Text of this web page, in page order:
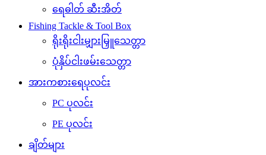
ရေဓါတ် ဆီးအိတ်
Fishing Tackle & Tool Box
ရိုးရိုးငါးမျှားမြှူသေတ္တာ
ပုံနှိပ်ငါးဖမ်းသေတ္တာ
အားကစားရေပုလင်း
PC ပုလင်း
PE ပုလင်း
ချိတ်များ